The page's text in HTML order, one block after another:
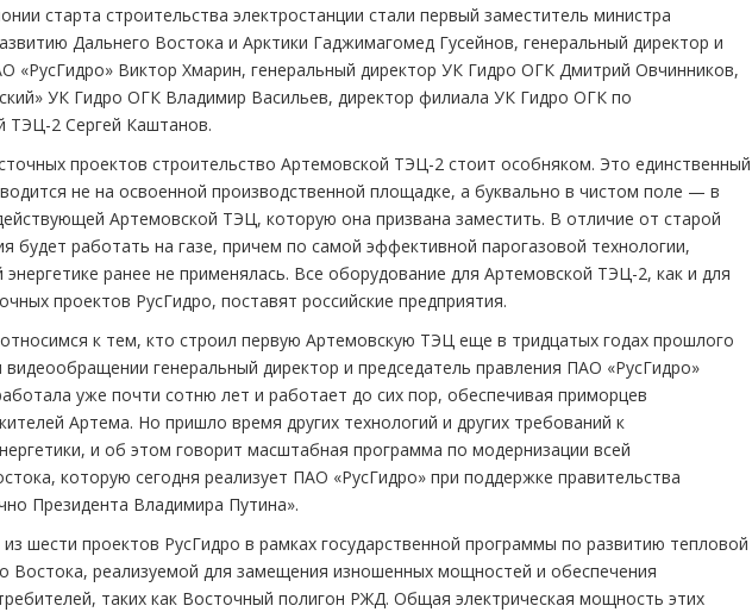
старта строительства электростанции стали первый заместитель министра
Дальнего Востока и Арктики Гаджимагомед Гусейнов, генеральный директор и
«РусГидро» Виктор Хмарин, генеральный директор УК Гидро ОГК Дмитрий Овчинников,
УК Гидро ОГК Владимир Васильев, директор филиала УК Гидро ОГК по
ТЭЦ-2 Сергей Каштанов.
проектов строительство Артемовской ТЭЦ-2 стоит особняком. Это единственный
не на освоенной производственной площадке, а буквально в чистом поле — в
Артемовской ТЭЦ, которую она призвана заместить. В отличие от старой
будет работать на газе, причем по самой эффективной парогазовой технологии,
ранее не применялась. Все оборудование для Артемовской ТЭЦ-2, как и для
проектов РусГидро, поставят российские предприятия.
к тем, кто строил первую Артемовскую ТЭЦ еще в тридцатых годах прошлого
генеральный директор и председатель правления ПАО «РусГидро»
уже почти сотню лет и работает до сих пор, обеспечивая приморцев
Артема. Но пришло время других технологий и других требований к
и об этом говорит масштабная программа по модернизации всей
которую сегодня реализует ПАО «РусГидро» при поддержке правительства
Президента Владимира Путина».
шести проектов РусГидро в рамках государственной программы по развитию тепловой
Востока, реализуемой для замещения изношенных мощностей и обеспечения
таких как Восточный полигон РЖД. Общая электрическая мощность этих